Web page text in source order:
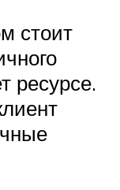
стоит
ресурсе.